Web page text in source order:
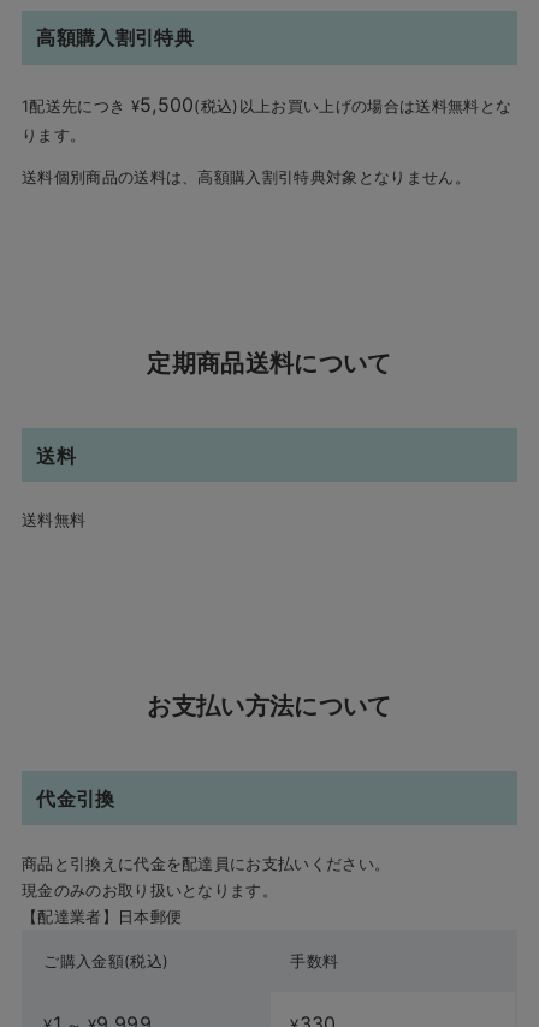
高額購入割引特典
1配送先につき ¥5,500(税込)以上お買い上げの場合は送料無料とな
ります。
送料個別商品の送料は、高額購入割引特典対象となりません。
定期商品送料について
送料
送料無料
お支払い方法について
代金引換
商品と引換えに代金を配達員にお支払いください。
現金のみのお取り扱いとなります。
【配達業者】日本郵便
ご購入金額(税込) 手数料